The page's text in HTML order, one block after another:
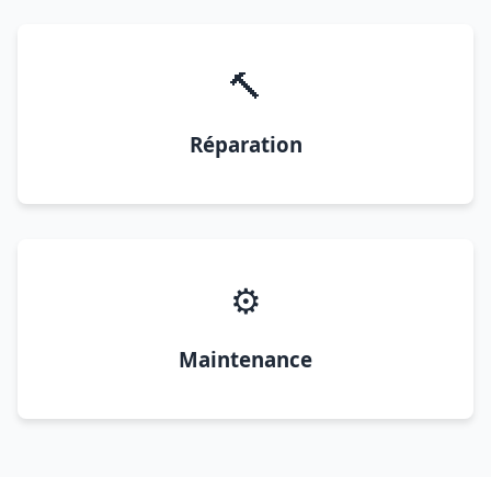
🔨
Réparation
⚙️
Maintenance